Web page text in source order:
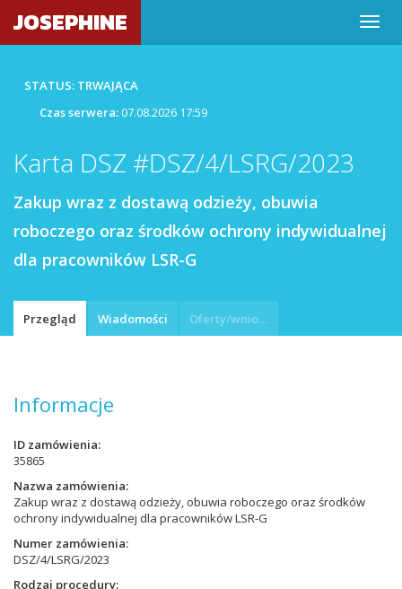
JOSEPHINE
STATUS: TRWAJĄCA
Czas serwera:07.08.2026 17:59
Karta DSZ #DSZ/4/LSRG/2023
Zakup wraz z dostawą odzieży, obuwia
roboczego oraz środków ochrony indywidualnej
dla pracowników LSR-G
Przegląd Wiadomości Oferty/wnioski
Informacje
ID zamówienia
35865
Nazwa zamówienia
Zakup wraz z dostawą odzieży, obuwia roboczego oraz środków
ochrony indywidualnej dla pracowników LSR-G
Numer zamówienia
DSZ/4/LSRG/2023
Rodzaj procedury